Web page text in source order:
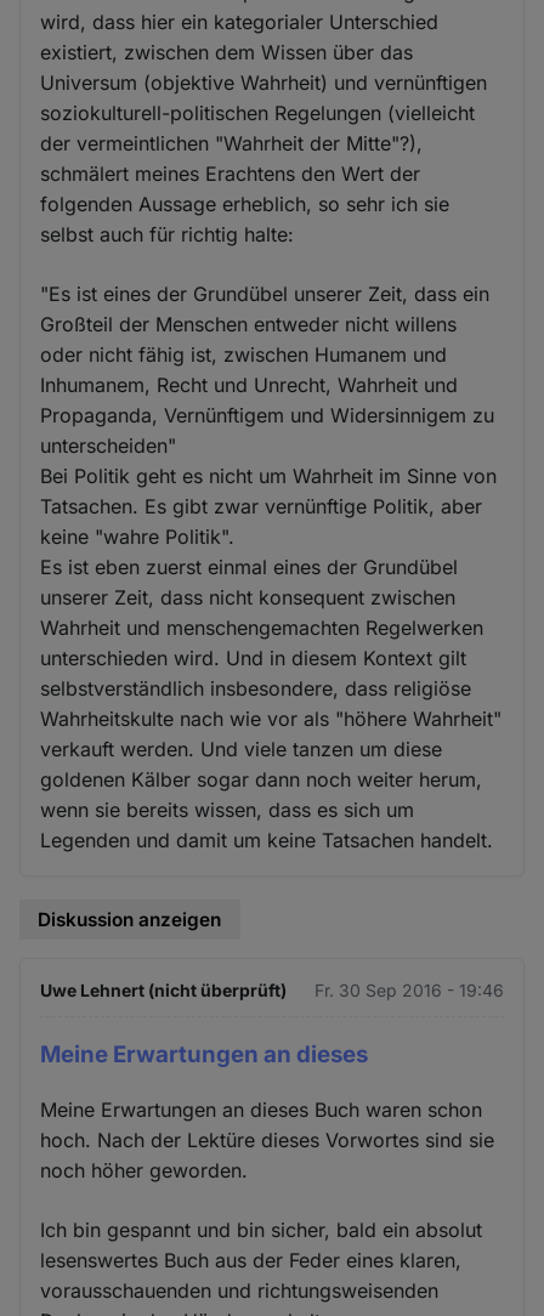
wird, dass hier ein kategorialer Unterschied
existiert, zwischen dem Wissen über das
Universum (objektive Wahrheit) und vernünftigen
soziokulturell-politischen Regelungen (vielleicht
der vermeintlichen "Wahrheit der Mitte"?),
schmälert meines Erachtens den Wert der
folgenden Aussage erheblich, so sehr ich sie
selbst auch für richtig halte:
"Es ist eines der Grundübel unserer Zeit, dass ein
Großteil der Menschen entweder nicht willens
oder nicht fähig ist, zwischen Humanem und
Inhumanem, Recht und Unrecht, Wahrheit und
Propaganda, Vernünftigem und Widersinnigem zu
unterscheiden"
Bei Politik geht es nicht um Wahrheit im Sinne von
Tatsachen. Es gibt zwar vernünftige Politik, aber
keine "wahre Politik".
Es ist eben zuerst einmal eines der Grundübel
unserer Zeit, dass nicht konsequent zwischen
Wahrheit und menschengemachten Regelwerken
unterschieden wird. Und in diesem Kontext gilt
selbstverständlich insbesondere, dass religiöse
Wahrheitskulte nach wie vor als "höhere Wahrheit"
verkauft werden. Und viele tanzen um diese
goldenen Kälber sogar dann noch weiter herum,
wenn sie bereits wissen, dass es sich um
Legenden und damit um keine Tatsachen handelt.
Diskussion anzeigen
Uwe Lehnert (nicht überprüft) Fr. 30 Sep 2016 - 19:46
Meine Erwartungen an dieses
Meine Erwartungen an dieses Buch waren schon
hoch. Nach der Lektüre dieses Vorwortes sind sie
noch höher geworden.
Ich bin gespannt und bin sicher, bald ein absolut
lesenswertes Buch aus der Feder eines klaren,
vorausschauenden und richtungsweisenden